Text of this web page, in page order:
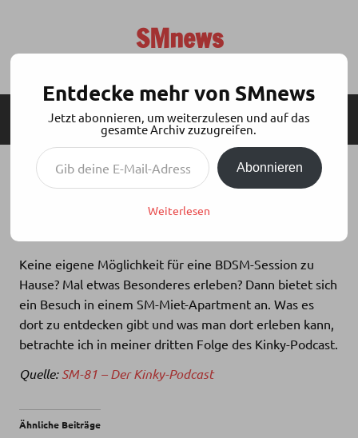
SMnews
SEITENLEISTE
MENÜ
EIN BESUCH IM SM-MIET-APARTMENT
Keine eigene Möglichkeit für eine BDSM-Session zu
Hause? Mal etwas Besonderes erleben? Dann bietet sich
ein Besuch in einem SM-Miet-Apartment an. Was es
dort zu entdecken gibt und was man dort erleben kann,
betrachte ich in meiner dritten Folge des Kinky-Podcast.
Quelle:SM-81 – Der Kinky-Podcast
Ähnliche Beiträge
Entdecke mehr von SMnews
Jetzt abonnieren, um weiterzulesen und auf das
gesamte Archiv zuzugreifen.
Gib deine E-Mail-Adresse ein ...
Abonnieren
Weiterlesen